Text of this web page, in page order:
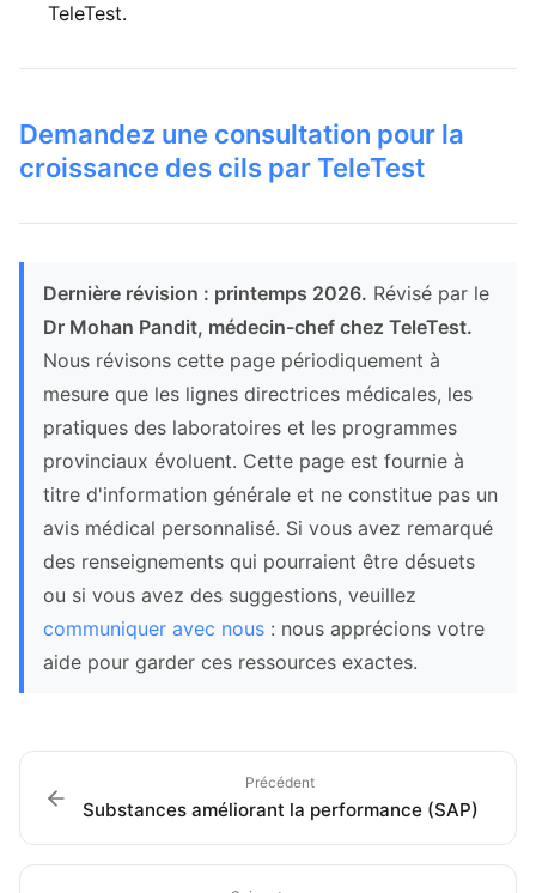
TeleTest.
Demandez une consultation pour la
croissance des cils par TeleTest
Dernière révision : printemps 2026. Révisé par le
Dr Mohan Pandit, médecin-chef chez TeleTest.
Nous révisons cette page périodiquement à
mesure que les lignes directrices médicales, les
pratiques des laboratoires et les programmes
provinciaux évoluent. Cette page est fournie à
titre d'information générale et ne constitue pas un
avis médical personnalisé. Si vous avez remarqué
des renseignements qui pourraient être désuets
ou si vous avez des suggestions, veuillez
communiquer avec nous : nous apprécions votre
aide pour garder ces ressources exactes.
Précédent
Substances améliorant la performance (SAP)